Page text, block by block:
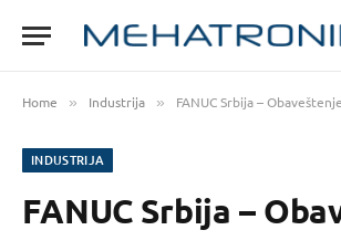
Home » Industrija » FANUC Srbija – Obaveštenje
INDUSTRIJA
FANUC Srbija –